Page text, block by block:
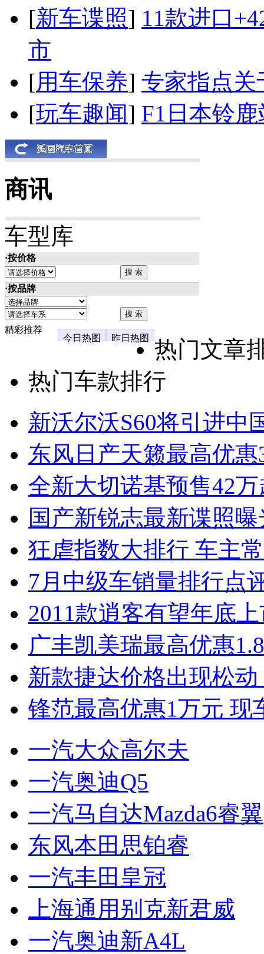
[新车谍照] 11款进口
市
[用车保养] 专家指点关
[玩车趣闻] F1日本铃
商讯
车型库
·按价格
·按品牌
精彩推荐
今日热图
昨日热图
热门文章
热门车款排行
新沃尔沃S60将引进中
东风日产天籁最高优
全新大切诺基预售42
国产新锐志最新谍照
狂虐指数大排行 车主
7月中级车销量排行点
2011款逍客有望年底
广丰凯美瑞最高优惠
新款捷达价格出现松
锋范最高优惠1万元 现
一汽大众高尔夫
一汽奥迪Q5
一汽马自达Mazda6睿翼
东风本田思铂睿
一汽丰田皇冠
上海通用别克新君威
一汽奥迪新A4L